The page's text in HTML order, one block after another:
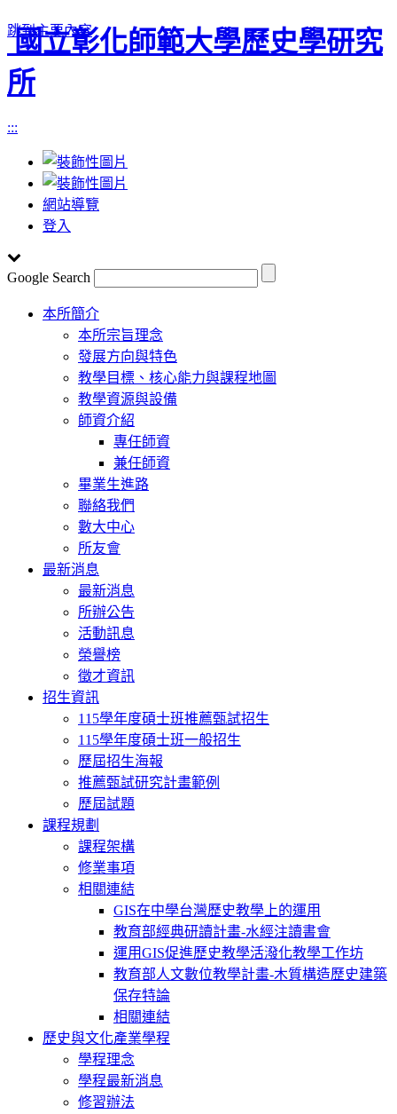
跳到主要內容
國立彰化師範大學歷史學研究
所
:::
網站導覽
登入
Google Search
Toggle
navigation
本所簡介
本所宗旨理念
發展方向與特色
教學目標、核心能力與課程地圖
教學資源與設備
師資介紹
專任師資
兼任師資
畢業生進路
聯絡我們
數大中心
所友會
最新消息
最新消息
所辦公告
活動訊息
榮譽榜
徵才資訊
招生資訊
115學年度碩士班推薦甄試招生
115學年度碩士班一般招生
歷屆招生海報
推薦甄試研究計畫範例
歷屆試題
課程規劃
課程架構
修業事項
相關連結
GIS在中學台灣歷史教學上的運用
教育部經典研讀計畫-水經注讀書會
運用GIS促進歷史教學活潑化教學工作坊
教育部人文數位教學計畫-木質構造歷史建築
保存特論
相關連結
歷史與文化產業學程
學程理念
學程最新消息
修習辦法